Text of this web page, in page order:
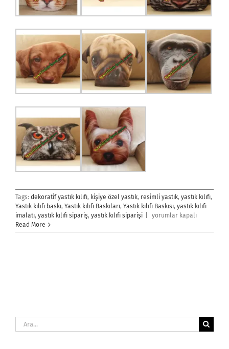
Tags: dekoratif yastık kılıfı, kişiye özel yastık, resimli yastık, yastık kılıfı,
Yastık kılıfı baskı, Yastık kılıfı Baskıları, Yastık kılıfı Baskısı, yastık kılıfı
imalatı, yastık kılıfı sipariş, yastık kılıfı siparişi
Yastık
için
yorumlar kapalı
Read More
Ara: